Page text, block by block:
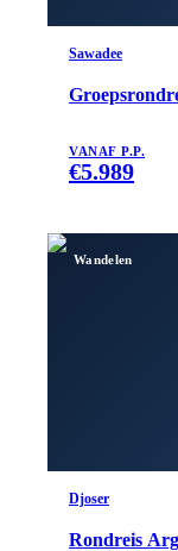
Sawadee
VANAF P.P.
€5.989
Wandelen
Djoser
Rondreis